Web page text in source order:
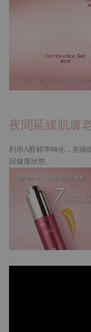
夜間延緩肌膚
利用A醛精準轉化，在睡
回健康狀態。